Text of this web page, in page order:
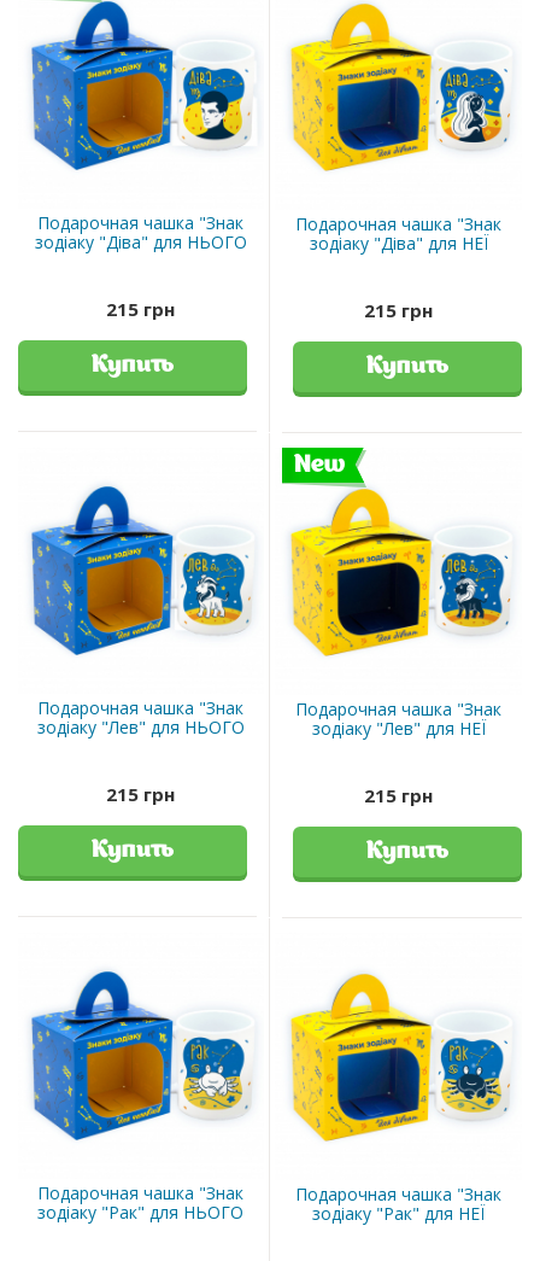
Подарочная чашка "Знак
зодіаку "Діва" для НЬОГО
215 грн
Купить
Подарочная чашка "Знак
зодіаку "Діва" для НЕЇ
215 грн
Купить
Подарочная чашка "Знак
зодіаку "Лев" для НЬОГО
215 грн
Купить
New
Подарочная чашка "Знак
зодіаку "Лев" для НЕЇ
215 грн
Купить
Подарочная чашка "Знак
зодіаку "Рак" для НЬОГО
Подарочная чашка "Знак
зодіаку "Рак" для НЕЇ